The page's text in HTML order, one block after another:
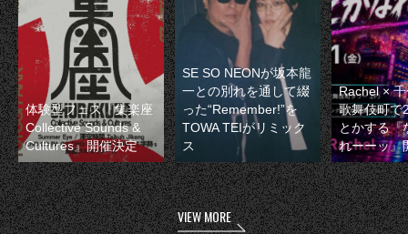
体験型フェス『集楽座
Collective Sounds &
Cultures』開催決定
SE SO NEONが坂本龍
一との別れを通して綴
った“Remember!”を
TOWA TEIがリミック
ス
Rachel ×
歌舞伎町で
とかする『
れーーッ』
VIEW MORE